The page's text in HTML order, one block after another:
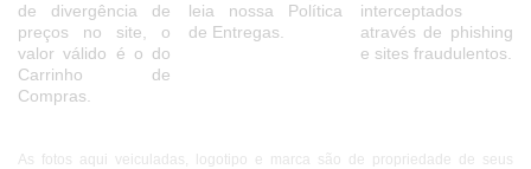
de divergência de
preços no site, o
valor válido é o do
Carrinho de
Compras.
leia nossa Política
de Entregas.
interceptados
através de phishing
e sites fraudulentos.
As fotos aqui veiculadas, logotipo e marca são de propriedade de seus